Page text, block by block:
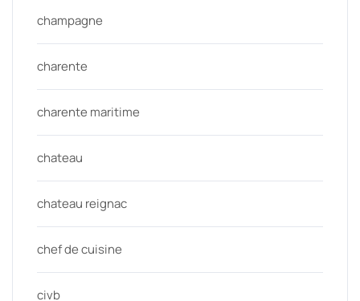
champagne
charente
charente maritime
chateau
chateau reignac
chef de cuisine
civb